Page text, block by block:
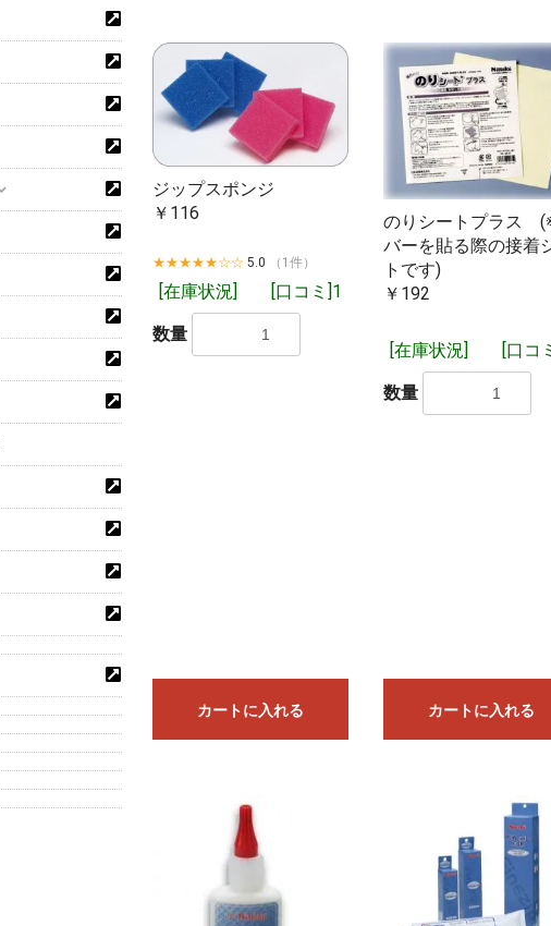
ジップスポンジ
￥116
★★★★★☆☆ 5.0 （1件）
[在庫状況] [口コミ]1
数量
カートに入れる
のりシートプラス
バーを貼る際の接着
トです)
￥192
[在庫状況] [口コ
数量
カートに入れる
お買い物を続ける カートへ
「取り寄せ商品（予約注文）」となっているものは3～4営業日ほ
る場合は1営業日で入荷するものもございます。
「在庫有り」となっているものは基本的に即日発送となります。
取り寄せとなり、すべての商品が揃った時点でのご発送となりま
を共有しており、在庫有りとなっている場合でも在庫切れしてい
※15時までに当社にメーカーから入荷した商品や当社に在庫があ
時現在当社に在庫があれば、基本的に即日ご発送を予定しておりま